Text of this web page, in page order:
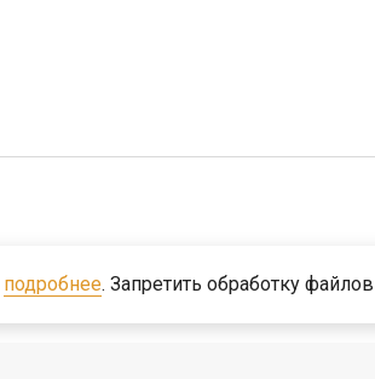
подробнее. Запретить обработку